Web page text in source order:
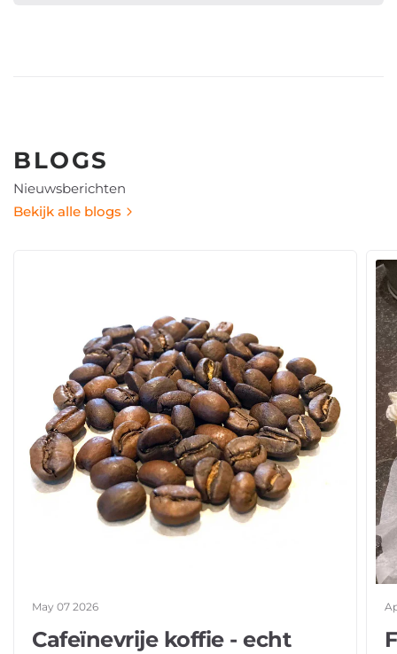
BLOGS
Nieuwsberichten
Bekijk alle blogs
May 07 2026
Cafeïnevrije koffie - echt